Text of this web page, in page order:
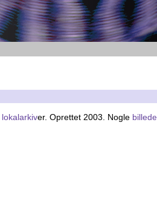
lokalarkiver. Oprettet 2003. Nogle billede